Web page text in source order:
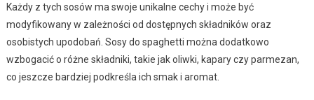
Każdy z tych sosów ma swoje unikalne cechy i może być
modyfikowany w zależności od dostępnych składników oraz
osobistych upodobań. Sosy do spaghetti można dodatkowo
wzbogacić o różne składniki, takie jak oliwki, kapary czy parmezan,
co jeszcze bardziej podkreśla ich smak i aromat.